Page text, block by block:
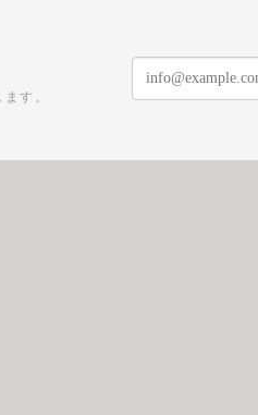
す。